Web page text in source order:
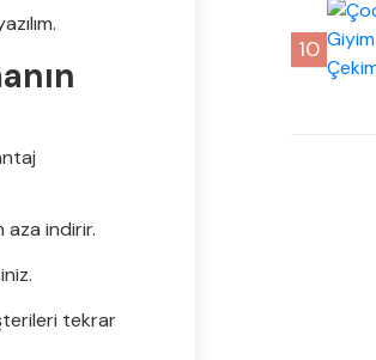
aza indirir.
tekrar
10